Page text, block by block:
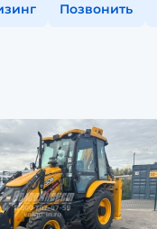
Позвонить